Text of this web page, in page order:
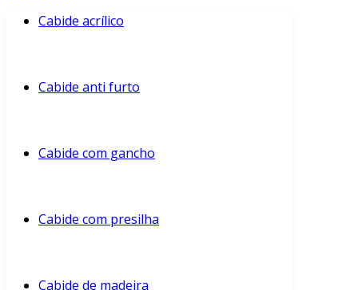
Cabide acrílico
Cabide anti furto
Cabide com gancho
Cabide com presilha
Cabide de madeira